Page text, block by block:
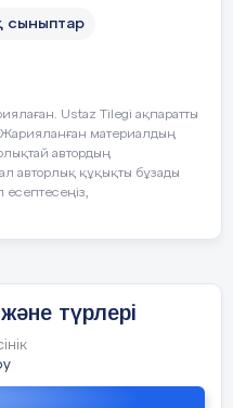
жоқ,
қыздар,
елін сүйер,
сыныптар
Ustaz Tilegi ақпаратты
Жарияланған материалдың
автордың
авторлық құқықты бұзады
есептесеңіз,
түрлері